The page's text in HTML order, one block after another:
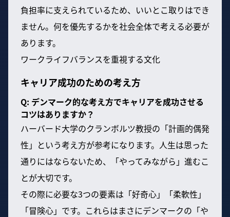
負担率に支えられているため、いいとこ取りはでき
ません。何を優先するかを社会全体で考える必要が
あります。
ワークライフバランスを重視する文化
キャリア成功のための考え方
Q: デンマーク的な考え方でキャリアを成功させる
コツはありますか？
ハーバード大学のクランボルツ教授の「計画的偶発
性」という考え方が参考になります。人生は思った
通りにはならないため、「やってみながら」進むこ
とが大切です。
その際に必要な3つの要素は「好奇心」「柔軟性」
「冒険心」です。これらはまさにデンマークの「や